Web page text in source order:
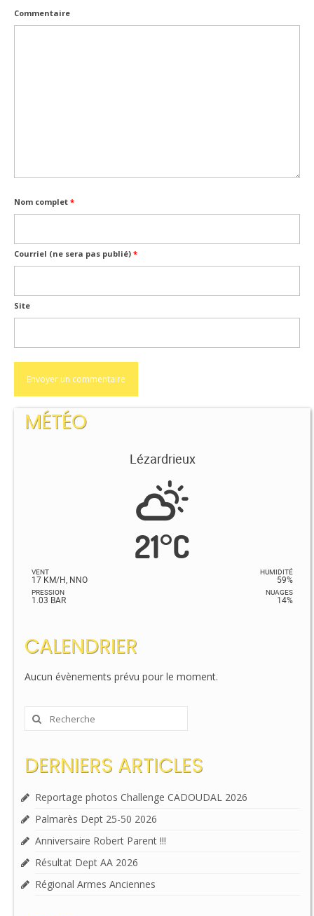
Commentaire
Nom complet *
Courriel (ne sera pas publié) *
Site
MÉTÉO
Lézardrieux
21°C
VENT
17 KM/H, NNO
PRESSION
1.03 BAR
HUMIDITÉ
59%
NUAGES
14%
CALENDRIER
Aucun évènements prévu pour le moment.
Rechercher
:
DERNIERS ARTICLES
Reportage photos Challenge CADOUDAL 2026
Palmarès Dept 25-50 2026
Anniversaire Robert Parent !!!
Résultat Dept AA 2026
Régional Armes Anciennes